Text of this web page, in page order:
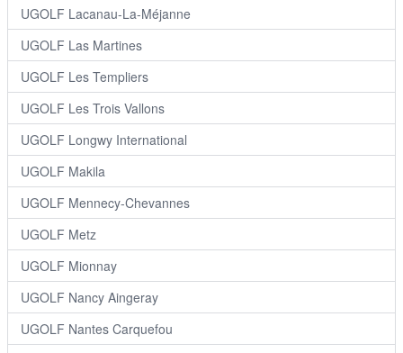
UGOLF Lacanau-La-Méjanne
UGOLF Las Martines
UGOLF Les Templiers
UGOLF Les Trois Vallons
UGOLF Longwy International
UGOLF Makila
UGOLF Mennecy-Chevannes
UGOLF Metz
UGOLF Mionnay
UGOLF Nancy Aingeray
UGOLF Nantes Carquefou